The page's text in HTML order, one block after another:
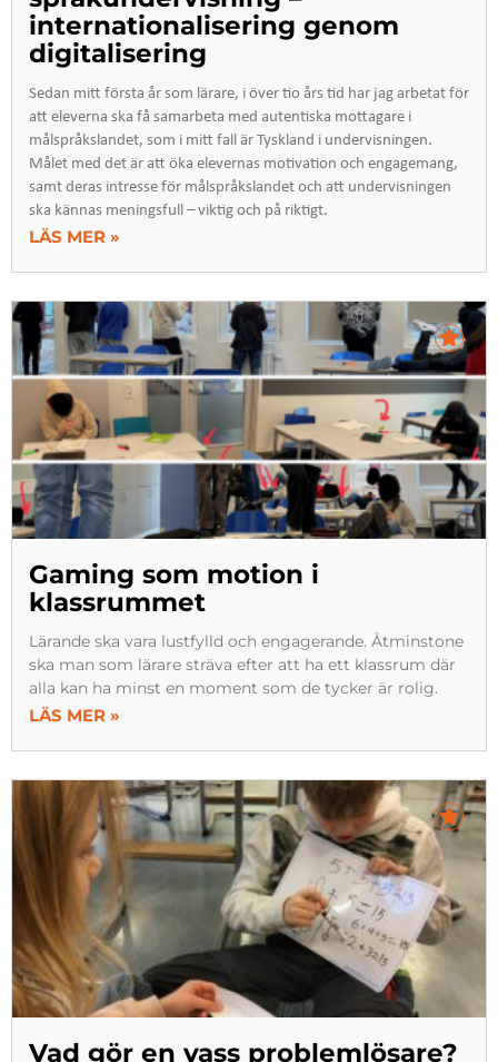
internationalisering genom
digitalisering
Sedan mitt första år som lärare, i över tio års tid har jag arbetat för
att eleverna ska få samarbeta med autentiska mottagare i
målspråkslandet, som i mitt fall är Tyskland i undervisningen.
Målet med det är att öka elevernas motivation och engagemang,
samt deras intresse för målspråkslandet och att undervisningen
ska kännas meningsfull – viktig och på riktigt.
LÄS MER »
Gaming som motion i
klassrummet
Lärande ska vara lustfylld och engagerande. Åtminstone
ska man som lärare sträva efter att ha ett klassrum där
alla kan ha minst en moment som de tycker är rolig.
LÄS MER »
Vad gör en vass problemlösare?